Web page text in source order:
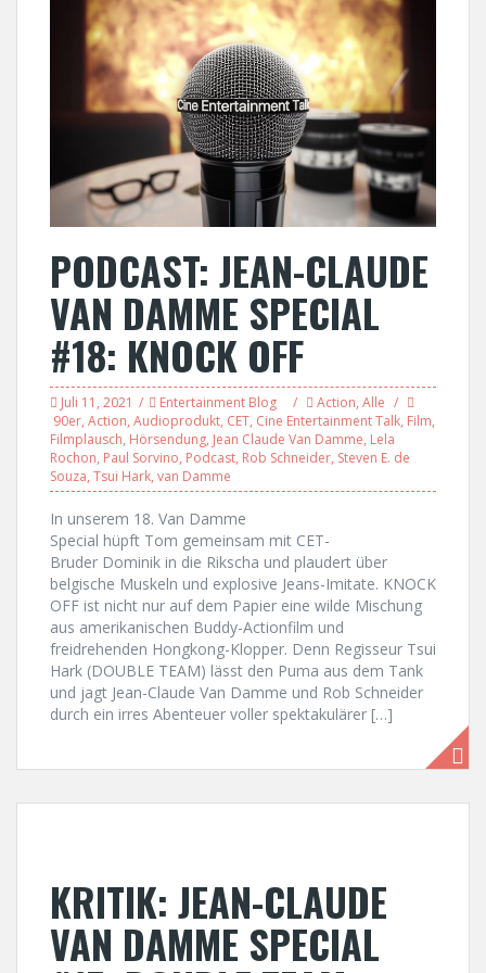
PODCAST: JEAN-CLAUDE
VAN DAMME SPECIAL
#18: KNOCK OFF
Juli 11, 2021 Entertainment Blog Action, Alle
90er, Action, Audioprodukt, CET, Cine Entertainment Talk, Film,
Filmplausch, Hörsendung, Jean Claude Van Damme, Lela
Rochon, Paul Sorvino, Podcast, Rob Schneider, Steven E. de
Souza, Tsui Hark, van Damme
In unserem 18. Van Damme
Special hüpft Tom gemeinsam mit CET-
Bruder Dominik in die Rikscha und plaudert über
belgische Muskeln und explosive Jeans-Imitate. KNOCK
OFF ist nicht nur auf dem Papier eine wilde Mischung
aus amerikanischen Buddy-Actionfilm und
freidrehenden Hongkong-Klopper. Denn Regisseur Tsui
Hark (DOUBLE TEAM) lässt den Puma aus dem Tank
und jagt Jean-Claude Van Damme und Rob Schneider
durch ein irres Abenteuer voller spektakulärer […]
KRITIK: JEAN-CLAUDE
VAN DAMME SPECIAL